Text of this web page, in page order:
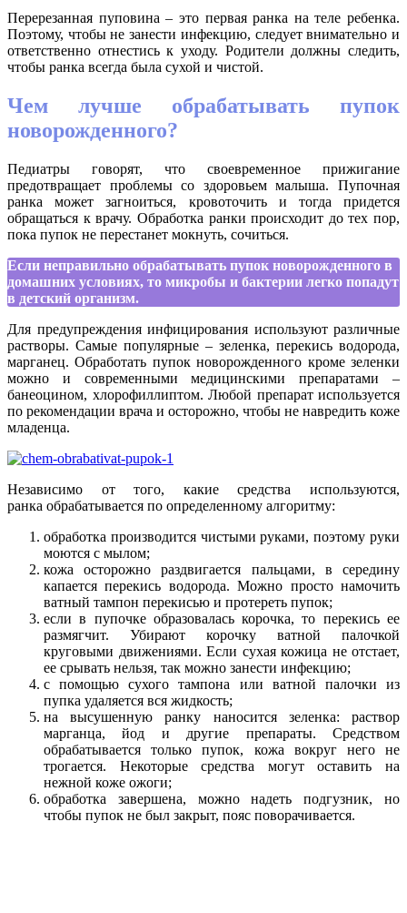
Перерезанная пуповина – это первая ранка на теле ребенка.
Поэтому, чтобы не занести инфекцию, следует внимательно и
ответственно отнестись к уходу. Родители должны следить,
чтобы ранка всегда была сухой и чистой.
Чем лучше обрабатывать пупок
новорожденного?
Педиатры говорят, что своевременное прижигание
предотвращает проблемы со здоровьем малыша. Пупочная
ранка может загноиться, кровоточить и тогда придется
обращаться к врачу. Обработка ранки происходит до тех пор,
пока пупок не перестанет мокнуть, сочиться.
Если неправильно обрабатывать пупок новорожденного в
домашних условиях, то микробы и бактерии легко попадут
в детский организм.
Для предупреждения инфицирования используют различные
растворы. Самые популярные – зеленка, перекись водорода,
марганец. Обработать пупок новорожденного кроме зеленки
можно и современными медицинскими препаратами –
банеоцином, хлорофиллиптом. Любой препарат используется
по рекомендации врача и осторожно, чтобы не навредить коже
младенца.
Независимо от того, какие средства используются,
ранка обрабатывается по определенному алгоритму:
обработка производится чистыми руками, поэтому руки
моются с мылом;
кожа осторожно раздвигается пальцами, в середину
капается перекись водорода. Можно просто намочить
ватный тампон перекисью и протереть пупок;
если в пупочке образовалась корочка, то перекись ее
размягчит. Убирают корочку ватной палочкой
круговыми движениями. Если сухая кожица не отстает,
ее срывать нельзя, так можно занести инфекцию;
с помощью сухого тампона или ватной палочки из
пупка удаляется вся жидкость;
на высушенную ранку наносится зеленка: раствор
марганца, йод и другие препараты. Средством
обрабатывается только пупок, кожа вокруг него не
трогается. Некоторые средства могут оставить на
нежной коже ожоги;
обработка завершена, можно надеть подгузник, но
чтобы пупок не был закрыт, пояс поворачивается.